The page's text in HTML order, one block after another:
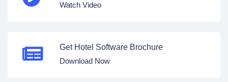
Watch Video
Get Hotel Software Brochure
Download Now